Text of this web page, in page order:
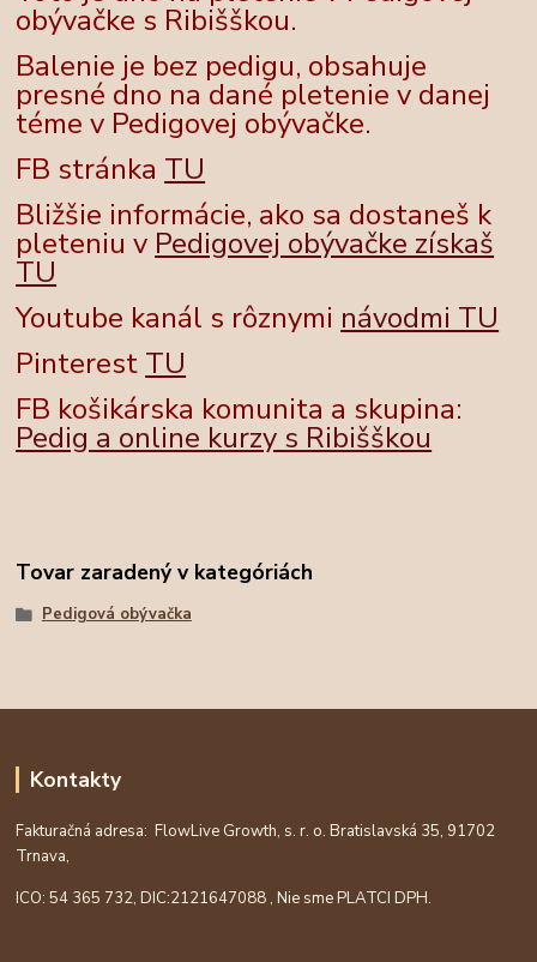
obývačke s Ribišškou.
Balenie je bez pedigu, obsahuje
presné dno na dané pletenie v danej
téme v Pedigovej obývačke.
FB stránka TU
Bližšie informácie, ako sa dostaneš k
pleteniu v Pedigovej obývačke získaš
TU
Youtube kanál s rôznymi návodmi TU
Pinterest TU
FB košikárska komunita a skupina:
Pedig a online kurzy s Ribišškou
Tovar zaradený v kategóriách
Pedigová obývačka
Kontakty
Fakturačná adresa: FlowLive Growth, s. r. o. Bratislavská 35, 91702
Trnava,
ICO: 54 365 732, DIC:2121647088 , Nie sme PLATCI DPH.